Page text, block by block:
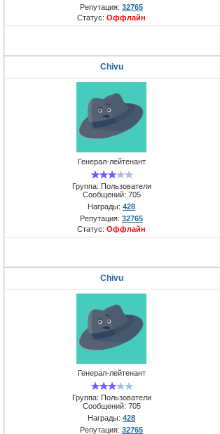
Репутация: 32765
Статус: Оффлайн
Chivu
Генерал-лейтенант
Группа: Пользователи
Сообщений: 705
Награды: 428
Репутация: 32765
Статус: Оффлайн
Chivu
Генерал-лейтенант
Группа: Пользователи
Сообщений: 705
Награды: 428
Репутация: 32765